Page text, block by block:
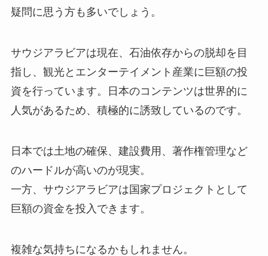
疑問に思う方も多いでしょう。
サウジアラビアは現在、石油依存からの脱却を目
指し、観光とエンターテイメント産業に巨額の投
資を行っています。日本のコンテンツは世界的に
人気があるため、積極的に誘致しているのです。
日本では土地の確保、建設費用、著作権管理など
のハードルが高いのが現実。
一方、サウジアラビアは国家プロジェクトとして
巨額の資金を投入できます。
複雑な気持ちになるかもしれません。